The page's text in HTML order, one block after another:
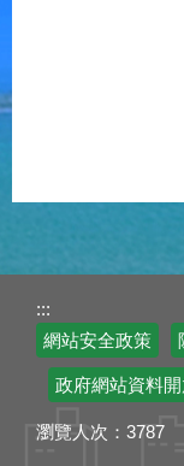
:::
網站安全政策
政府網站資料
瀏覽人次： 3787